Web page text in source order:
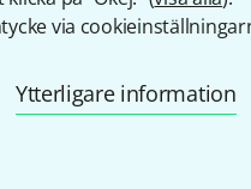
via
Ytterligare information